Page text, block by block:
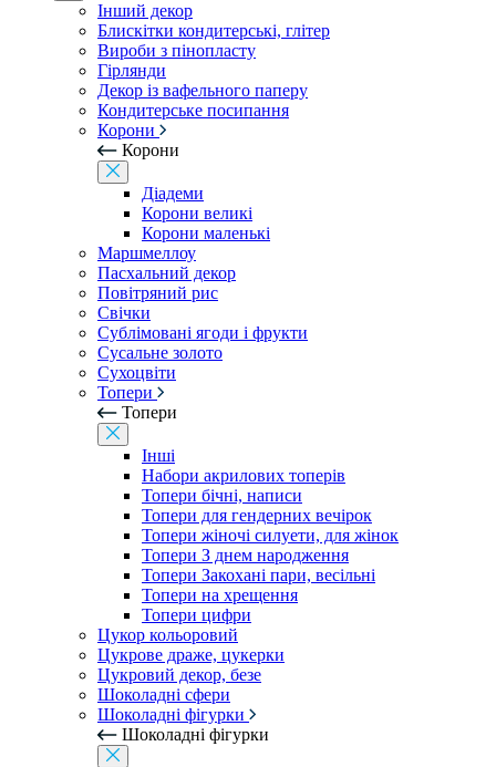
Інший декор
Блискітки кондитерські, глітер
Вироби з пінопласту
Гірлянди
Декор із вафельного паперу
Кондитерське посипання
Корони
Корони
Діадеми
Корони великі
Корони маленькі
Маршмеллоу
Пасхальний декор
Повітряний рис
Свічки
Сублімовані ягоди і фрукти
Сусальне золото
Сухоцвіти
Топери
Топери
Інші
Набори акрилових топерів
Топери бічні, написи
Топери для гендерних вечірок
Топери жіночі силуети, для жінок
Топери З днем ​​народження
Топери Закохані пари, весільні
Топери на хрещення
Топери цифри
Цукор кольоровий
Цукрове драже, цукерки
Цукровий декор, безе
Шоколадні сфери
Шоколадні фігурки
Шоколадні фігурки